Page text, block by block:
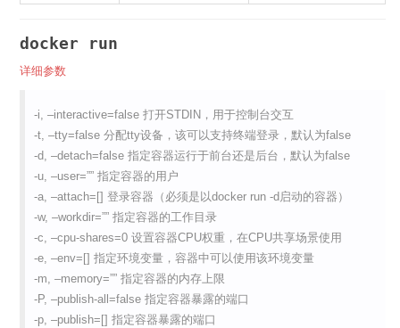
docker run
详细参数
-i, –interactive=false 打开STDIN，用于控制台交互
-t, –tty=false 分配tty设备，该可以支持终端登录，默认为false
-d, –detach=false 指定容器运行于前台还是后台，默认为false
-u, –user=”” 指定容器的用户
-a, –attach=[] 登录容器（必须是以docker run -d启动的容器）
-w, –workdir=”” 指定容器的工作目录
-c, –cpu-shares=0 设置容器CPU权重，在CPU共享场景使用
-e, –env=[] 指定环境变量，容器中可以使用该环境变量
-m, –memory=”” 指定容器的内存上限
-P, –publish-all=false 指定容器暴露的端口
-p, –publish=[] 指定容器暴露的端口